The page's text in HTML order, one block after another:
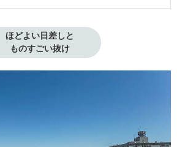
ほどよい日差しと
ものすごい抜け